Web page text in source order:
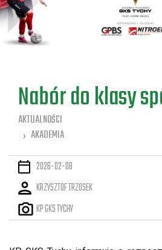
a
Nabór do klasy
AKTUALNOŚCI
AKADEMIA
2026-02-08
KRZYSZTOF TRZOSEK
KP GKS TYCHY